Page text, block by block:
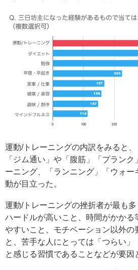
運動/トレーニングの内訳をみると、
「ジム通い」や「腹筋」「プラン
ーニング、「ランニング」「ウォー
動が目立った。
運動/トレーニングの挫折者が最も
ハードルが高いこと、時間がかかる
やすいこと、モチベーション以外の
と、苦手な人にとっては「つらい」
と感じる習慣であることなどが要因